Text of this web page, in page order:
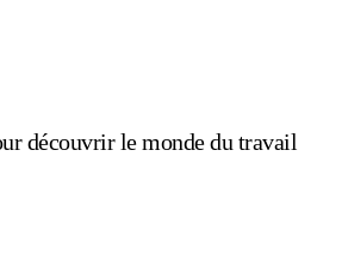
découvrir le monde du travail